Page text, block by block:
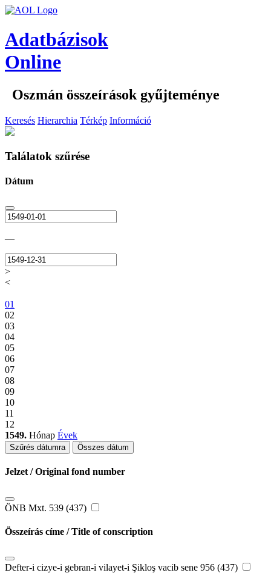
Adatbázisok
Online
Oszmán összeírások gyűjteménye
Keresés Hierarchia Térkép Információ
Találatok szűrése
Dátum
—
>
<
01
02
03
04
05
06
07
08
09
10
11
12
1549. Hónap Évek
Szűrés dátumra Összes dátum
Jelzet / Original fond number
ÖNB Mxt. 539 (437)
Összeírás címe / Title of conscription
Defter-i cizye-i gebran-i vilayet-i Şikloş vacib sene 956 (437)